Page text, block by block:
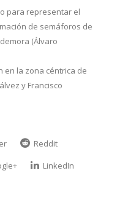
para representar el
de semáforos de
(Álvaro
en la zona céntrica de
y Francisco
Reddit
LinkedIn